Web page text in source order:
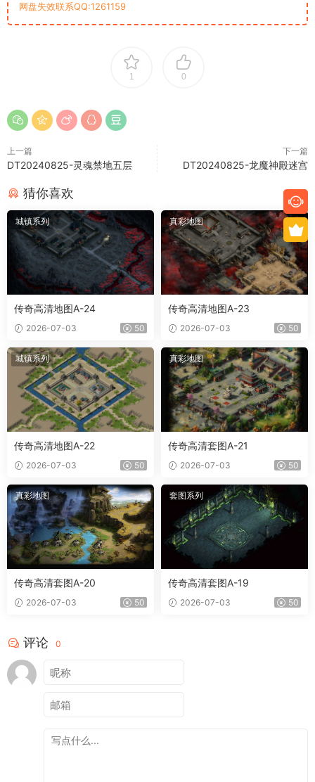
网盘失效联系QQ:1261159
1 0
上一篇
DT20240825-灵魂禁地五层
下一篇
DT20240825-龙魔神殿迷宫
猜你喜欢
城镇系列
传奇高清地图A-24
2026-07-03 50
真彩地图
传奇高清地图A-23
2026-07-03 50
城镇系列
传奇高清地图A-22
2026-07-03 50
真彩地图
传奇高清套图A-21
2026-07-03 50
真彩地图
传奇高清套图A-20
2026-07-03 50
套图系列
传奇高清套图A-19
2026-07-03 50
评论 0